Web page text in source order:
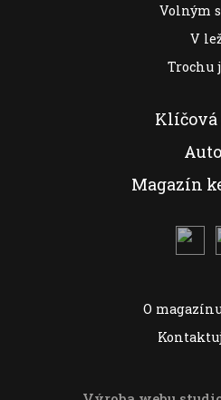
Volným
V
Trochu
Klíčová
Magazín
O